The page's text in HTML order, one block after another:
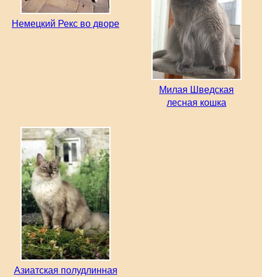
Немецкий Рекс во дворе
Милая Шведская
лесная кошка
Азиатская полудлинная